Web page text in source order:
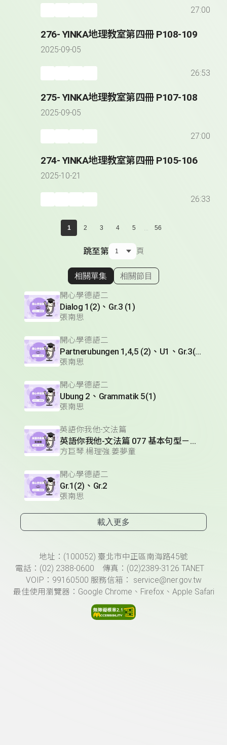
27:00
276- YINKA地理教室第四冊 P108-109
2025-09-05
26:53
275- YINKA地理教室第四冊 P107-108
2025-09-05
27:00
274- YINKA地理教室第四冊 P105-106
2025-10-21
26:33
1 2 3 4 5 ... 56
跳至第 頁
顯示相關單集
相關單集 相關節目
開心學德語二
Dialog 1(2)、Gr.3 (1)
張南思
開心學德語二
Partnerubungen 1,4,5 (2)、U1、Gr.3(1)
張南思
開心學德語二
Ubung 2、Grammatik 5(1)
張南思
英語你我他-文法篇
英語你我他-文法篇 077 基本句型－必定；推測
方巨琴.楊理強.姜夢童
開心學德語二
Gr.1(2)、Gr.2
張南思
載入更多
頁尾資訊地址：(100052) 臺北市中正區南海路45號
電話：(02) 2388-0600 傳真：(02)2389-3126 TANET
VOIP：99160500 服務信箱： service@ner.gov.tw
最佳使用瀏覽器：Google Chrome、Firefox、Apple Safari